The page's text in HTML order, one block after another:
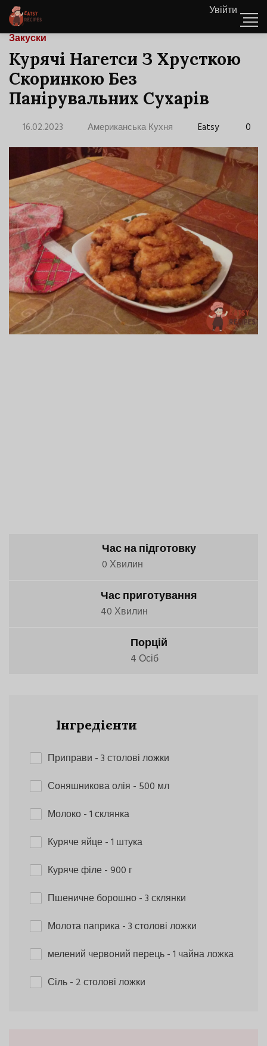
Увійти
Закуски
Курячі Нагетси З Хрусткою
Скоринкою Без
Панірувальних Сухарів
16.02.2023 Американська Кухня Eatsy 0
Час на підготовку
0 Хвилин
Час приготування
40 Хвилин
Порцій
4 Осіб
Інгредієнти
Приправи - 3 столові ложки
Соняшникова олія - 500 мл
Молоко- 1 склянка
Куряче яйце- 1 штука
Куряче філе- 900 г
Пшеничне борошно- 3 склянки
Молота паприка- 3 столові ложки
мелений червоний перець- 1 чайна ложка
Сіль- 2 столові ложки